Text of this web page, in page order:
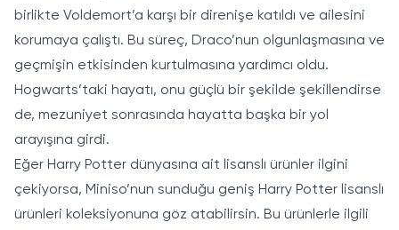
birlikte Voldemort’a karşı bir direnişe katıldı ve ailesini
korumaya çalıştı. Bu süreç, Draco’nun olgunlaşmasına ve
geçmişin etkisinden kurtulmasına yardımcı oldu.
Hogwarts’taki hayatı, onu güçlü bir şekilde şekillendirse
de, mezuniyet sonrasında hayatta başka bir yol
arayışına girdi.
Eğer Harry Potter dünyasına ait lisanslı ürünler ilgini
çekiyorsa, Miniso’nun sunduğu geniş Harry Potter lisanslı
ürünleri koleksiyonuna göz atabilirsin. Bu ürünlerle ilgili